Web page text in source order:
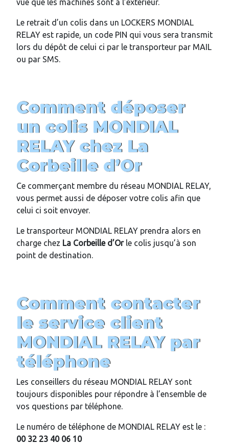
vue que les machines sont à l’extérieur.
Le retrait d’un colis dans un LOCKERS MONDIAL
RELAY est rapide, un code PIN qui vous sera transmit
lors du dépôt de celui ci par le transporteur par MAIL
ou par SMS.
Comment déposer
un colis MONDIAL
RELAY chez La
Corbeille d’Or
Ce commerçant membre du réseau MONDIAL RELAY,
vous permet aussi de déposer votre colis afin que
celui ci soit envoyer.
Le transporteur MONDIAL RELAY prendra alors en
charge chez La Corbeille d’Orle colis jusqu’à son
point de destination.
Comment contacter
le service client
MONDIAL RELAY par
téléphone
Les conseillers du réseau MONDIAL RELAY sont
toujours disponibles pour répondre à l’ensemble de
vos questions par téléphone.
Le numéro de téléphone de MONDIAL RELAY est le :
00 32 23 40 06 10